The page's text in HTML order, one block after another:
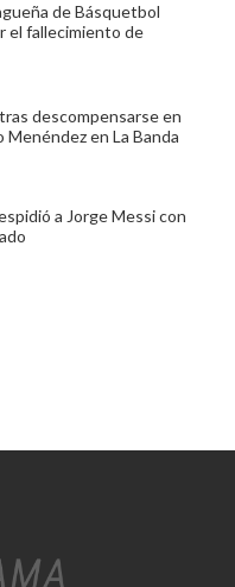
de Básquetbol
el fallecimiento de
descompensarse en
Menéndez en La Banda
a Jorge Messi con